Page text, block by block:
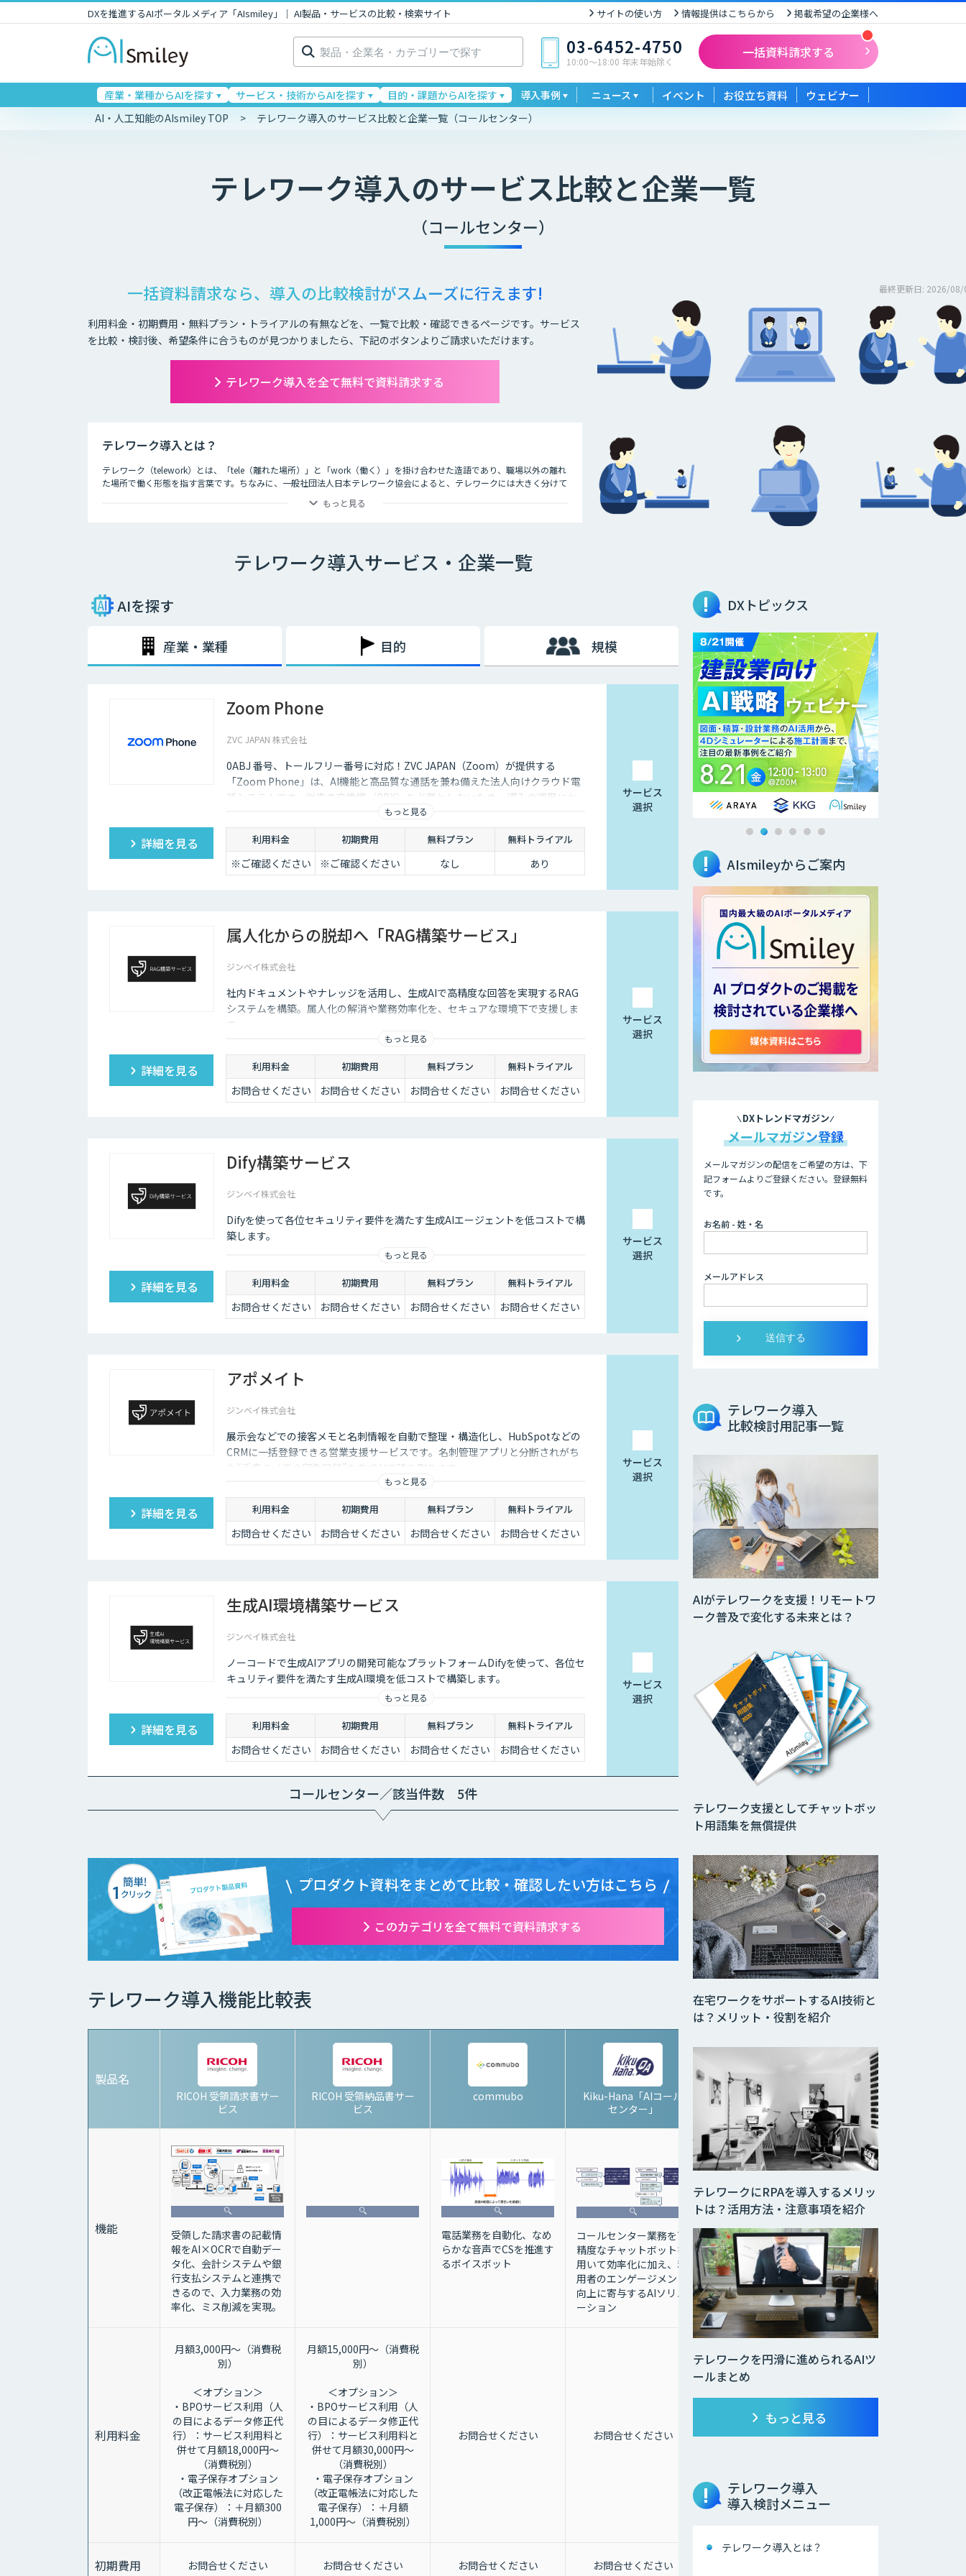
DXを推進するAIポータルメディア「AIsmiley」｜ AI製品・サービスの比較・検索サイト サイトの使い方 情報提供はこちらから 掲載希望の企業様へ
検
索: 03-6452-4750
10:00〜18:00 年末年始除く
一括資料請求する
産業・業種からAIを探す サービス・技術からAIを探す 目的・課題からAIを探す 導入事例 ニュース イベント お役立ち資料 ウェビナー
AI・人工知能のAIsmiley TOP テレワーク導入のサービス比較と企業一覧（コールセンター）
テレワーク導入のサービス比較と企業一覧
（コールセンター）
一括資料請求なら、導入の比較検討がスムーズに行えます!
利用料金・初期費用・無料プラン・トライアルの有無などを、一覧で比較・確認できるページです。サービス
を比較・検討後、希望条件に合うものが見つかりましたら、下記のボタンよりご請求いただけます。
テレワーク導入を全て無料で資料請求する
最終更新日: 2026/08/
テレワーク導入とは？
テレワーク（telework）とは、「tele（離れた場所）」と「work（働く）」を掛け合わせた造語であり、職場以外の離れ
た場所で働く形態を指す言葉です。ちなみに、一般社団法人日本テレワーク協会によると、テレワークには大きく分けて
顧客先や、電車やタクシーなどの移動中に、パソコンやタブレットで作業をする働き方のことを指します。
・サテライトオフィス勤務
勤務先とは異なるオフィススペースで、パソコンなどを用いて作業をする働き方のことです。最近ではレンタルオフィス
スを構えたり、地方に本社を構える企業が都心部にサテライトオフィスを構えたりするケースも多くなっています。
2020年3月中旬ごろから、新型コロナウィルスの影響によってテレワークを導入する企業が一気に増加しましたが、実は
それは、パソコンやスマホといった通信機器のスペックが向上しているからです。また、Wi-Fiなどのデータ通信ネット
ワーク環境が整備され始め、低価格でネットワークを利用できるようになったことも要因のひとつといえるでしょう。
しかし、テレワークを導入した場合には、社内コミュニケーションが難しくなってしまうのも事実です。それに加え、業
ただ、最近ではテレワークを導入する上で役に立つAIツールも増えてきており、それらを有効活用すれば、テレワークの
デメリットをある程度解消していくことも可能になります。
もっと見る
テレワーク導入サービス・企業一覧
AIを探す
産業・業種 目的 規模
Zoom Phone
ZVC JAPAN 株式会社
0ABJ 番号、トールフリー番号に対応！ZVC JAPAN（Zoom）が提供する
「Zoom Phone」は、AI機能と高品質な通話を兼ね備えた法人向けクラウド電
話システムです。従来の交換機（PBX）を必要としないため、導入や運用にか
かるコストを大幅に削減できます。もっと見る
詳細を見る 利用料金 初期費用 無料プラン 無料トライアル
※ご確認ください ※ご確認ください なし あり
サービス
選択
属人化からの脱却へ「RAG構築サービス」
ジンベイ株式会社
社内ドキュメントやナレッジを活用し、生成AIで高精度な回答を実現するRAG
システムを構築。属人化の解消や業務効率化を、セキュアな環境下で支援しま
す。
もっと見る
詳細を見る 利用料金 初期費用 無料プラン 無料トライアル
お問合せください お問合せください お問合せください お問合せください
サービス
選択
Dify構築サービス
ジンベイ株式会社
Difyを使って各位セキュリティ要件を満たす生成AIエージェントを低コストで構
築します。
もっと見る
詳細を見る 利用料金 初期費用 無料プラン 無料トライアル
お問合せください お問合せください お問合せください お問合せください
サービス
選択
アポメイト
ジンベイ株式会社
展示会などでの接客メモと名刺情報を自動で整理・構造化し、HubSpotなどの
CRMに一括登録できる営業支援サービスです。名刺管理アプリと分断されがち
な“手書きメモや印象記録”を生成AIで読み取ります。
もっと見る
詳細を見る 利用料金 初期費用 無料プラン 無料トライアル
お問合せください お問合せください お問合せください お問合せください
サービス
選択
生成AI環境構築サービス
ジンベイ株式会社
ノーコードで生成AIアプリの開発可能なプラットフォームDifyを使って、各位セ
キュリティ要件を満たす生成AI環境を低コストで構築します。
もっと見る
詳細を見る 利用料金 初期費用 無料プラン 無料トライアル
お問合せください お問合せください お問合せください お問合せください
サービス
選択
コールセンター／該当件数 5件
プロダクト資料をまとめて比較・確認したい方はこちら
このカテゴリを全て無料で資料請求する
テレワーク導入機能比較表
製品名
RICOH 受領請求書サー
ビス
RICOH 受領納品書サー
ビス
commubo
Kiku-Hana「AIコール
センター」
PKSHA AI Helpdesk for
MS Teams
機能
受領した請求書の記載情
報をAI×OCRで自動デー
タ化、会計システムや銀
行支払システムと連携で
きるので、入力業務の効
率化、ミス削減を実現。
電話業務を自動化、なめ
らかな音声でCSを推進す
るボイスボット
コールセンター業務を高
精度なチャットボットを
用いて効率化に加え、利
用者のエンゲージメント
向上に寄与するAIソリュ
ーション
FAQ自動生成機能とAI対
話エンジンを搭載した、
Teamsで実現する次世
代AIヘルプデスクサービ
ス
利用料金
月額3,000円～（消費税
別）
＜オプション＞
・BPOサービス利用（人
の目によるデータ修正代
行）：サービス利用料と
併せて月額18,000円～
（消費税別）
・電子保存オプション
（改正電帳法に対応した
電子保存）：＋月額300
円～（消費税別）
月額15,000円～（消費税
別）
＜オプション＞
・BPOサービス利用（人
の目によるデータ修正代
行）：サービス利用料と
併せて月額30,000円～
（消費税別）
・電子保存オプション
（改正電帳法に対応した
電子保存）：＋月額
1,000円～（消費税別）
お問合せください お問合せください お問合せください
初期費用 お問合せください お問合せください お問合せください お問合せください
DXトピックス
AIsmileyからご案内
DXトレンドマガジン
メールマガジン登録
メールマガジンの配信をご希望の方は、下
記フォームよりご登録ください。登録無料
です。
お名前 - 姓・名
メールアドレス
テレワーク導入
比較検討用記事一覧
テレワークを円滑に進められるAIツ
ールまとめ
テレワークにRPAを導入するメリッ
トは？活用方法・注意事項を紹介
テレワーク支援としてチャットボッ
ト用語集を無償提供
AIがテレワークを支援！リモートワ
ーク普及で変化する未来とは？
在宅ワークをサポートするAI技術と
は？メリット・役割を紹介
もっと見る
テレワーク導入
導入検討メニュー
テレワーク導入とは？